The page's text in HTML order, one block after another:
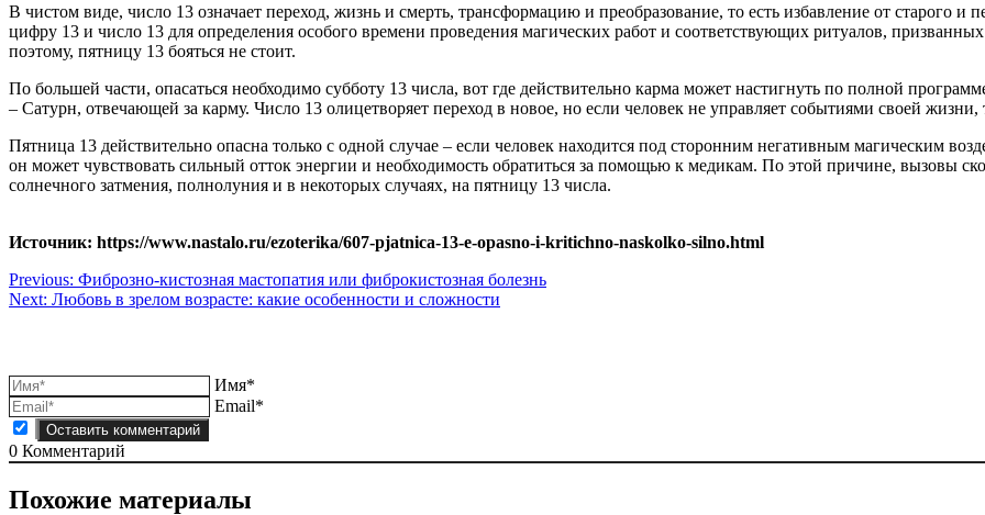
В чистом виде, число 13 означает переход, жизнь и смерть, трансформацию и преобразование, то есть избавление от старого
цифру 13 и число 13 для определения особого времени проведения магических работ и соответствующих ритуалов,
поэтому, пятницу 13 бояться не стоит.
По большей части, опасаться необходимо субботу 13 числа, вот где действительно карма может настигнуть по полной
– Сатурн, отвечающей за карму. Число 13 олицетворяет переход в новое, но если человек не управляет событиями своей
Пятница 13 действительно опасна только с одной случае – если человек находится под сторонним негативным магическим
он может чувствовать сильный отток энергии и необходимость обратиться за помощью к медикам. По этой причине, вызовы
солнечного затмения, полнолуния и в некоторых случаях, на пятницу 13 числа.
Источник: https://www.nastalo.ru/ezoterika/607-pjatnica-13-e-opasno-i-kritichno-naskolko-silno.html
Навигация
по
Previous: Фиброзно-кистозная мастопатия или фиброкистозная болезнь
Next: Любовь в зрелом возрасте: какие особенности и сложности
Имя*
Email*
0 Комментарий
Похожие материалы